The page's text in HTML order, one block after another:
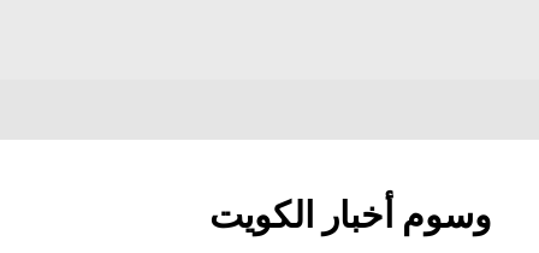
وسوم أخبار الكويت